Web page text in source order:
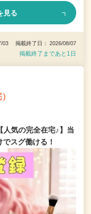
見る
03 掲載終了日： 2026/08/07
掲載終了まであと1日
気の完全在宅♪】当
スグ働ける！